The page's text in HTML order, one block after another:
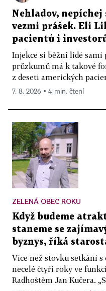
Nehladov,
vezmi prášek. Eli
pacientů i
Injekce si běžní lidé sami
průzkumů má k takové
z deseti amerických
7. 8. 2026 ▪ 4 min. čtení
ZELENÁ OBEC ROKU
Když budeme
staneme se
byznys, říká
Více než stovku setkání
necelé čtyři roky ve
Radhoštěm Jan Kučera.